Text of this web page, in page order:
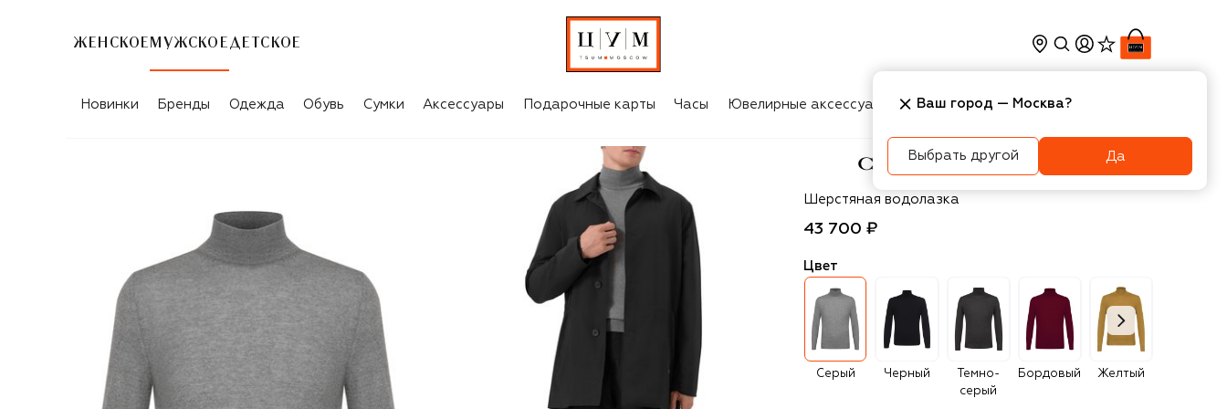
ЖЕНСКОЕ МУЖСКОЕ ДЕТСКОЕ
Новинки Бренды Одежда Обувь Сумки Аксессуары Подарочные карты Часы Ювелирные аксессуары Косметика Интерьер
Canali
Шерстяная водолазка
43 700 ₽
Цвет
Серый Черный
Темно-
серый
Бордовый Желтый
Ваш город — Москва?
Выбрать другой Да